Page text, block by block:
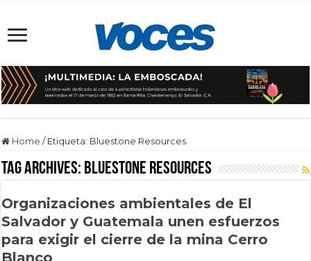
Home / Etiqueta: Bluestone Resources
Tag Archives: Bluestone Resources
Organizaciones ambientales de El
Salvador y Guatemala unen esfuerzos
para exigir el cierre de la mina Cerro
Blanco